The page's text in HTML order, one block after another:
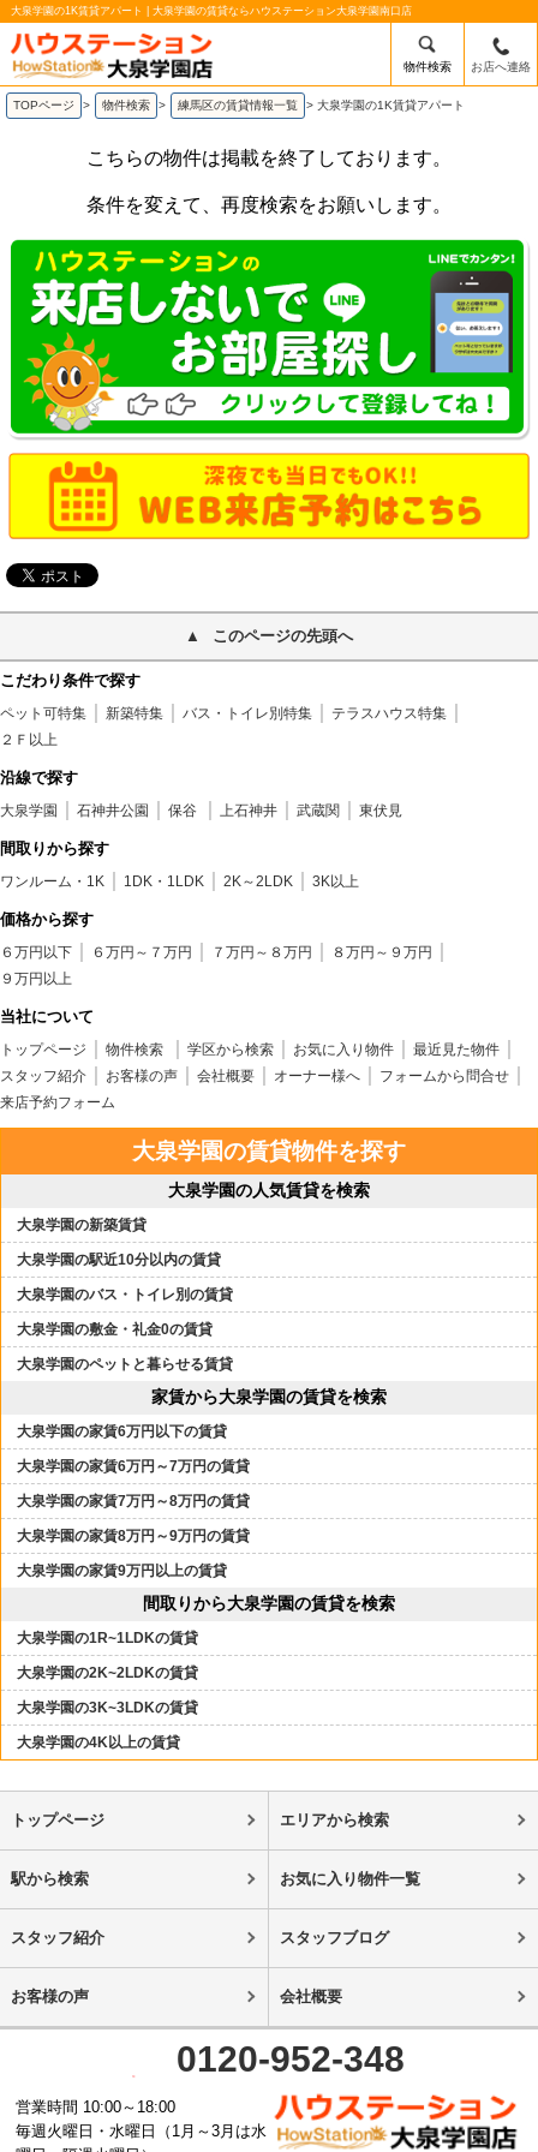
大泉学園の1K賃貸アパート | 大泉学園の賃貸ならハウステーション大泉学園南口店
物件検索 お店へ連絡
TOPページ > 物件検索 > 練馬区の賃貸情報一覧 > 大泉学園の1K賃貸アパート
こちらの物件は掲載を終了しております。
条件を変えて、再度検索をお願いします。
このページの先頭へ
こだわり条件で探す
ペット可特集 新築特集 バス・トイレ別特集
テラスハウス特集
２Ｆ以上
沿線で探す
大泉学園 石神井公園 保谷 上石神井 武蔵関 東伏見
間取りから探す
ワンルーム・1K 1DK・1LDK 2K～2LDK 3K以上
価格から探す
６万円以下 ６万円～７万円 ７万円～８万円
８万円～９万円
９万円以上
当社について
トップページ 物件検索 学区から検索 お気に入り物件
最近見た物件
スタッフ紹介
お客様の声 会社概要 オーナー様へ
フォームから問合せ
来店予約フォーム
大泉学園の賃貸物件を探す
大泉学園の人気賃貸を検索
大泉学園の新築賃貸
大泉学園の駅近10分以内の賃貸
大泉学園のバス・トイレ別の賃貸
大泉学園の敷金・礼金0の賃貸
大泉学園のペットと暮らせる賃貸
家賃から大泉学園の賃貸を検索
大泉学園の家賃6万円以下の賃貸
大泉学園の家賃6万円～7万円の賃貸
大泉学園の家賃7万円～8万円の賃貸
大泉学園の家賃8万円～9万円の賃貸
大泉学園の家賃9万円以上の賃貸
間取りから大泉学園の賃貸を検索
大泉学園の1R~1LDKの賃貸
大泉学園の2K~2LDKの賃貸
大泉学園の3K~3LDKの賃貸
大泉学園の4K以上の賃貸
トップページ エリアから検索
駅から検索 お気に入り物件一覧
スタッフ紹介 スタッフブログ
お客様の声 会社概要
0120-952-348
営業時間 10:00～18:00
毎週火曜日・水曜日（1月～3月は水